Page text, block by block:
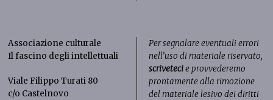
Associazione culturale
Il fascino degli intellettuali
Viale Filippo Turati 80
c/o Castelnovo
Per segnalare eventuali errori
nell’uso di materiale riservato,
scrivetecie provvederemo
prontamente alla rimozione
del materiale lesivo dei diritti